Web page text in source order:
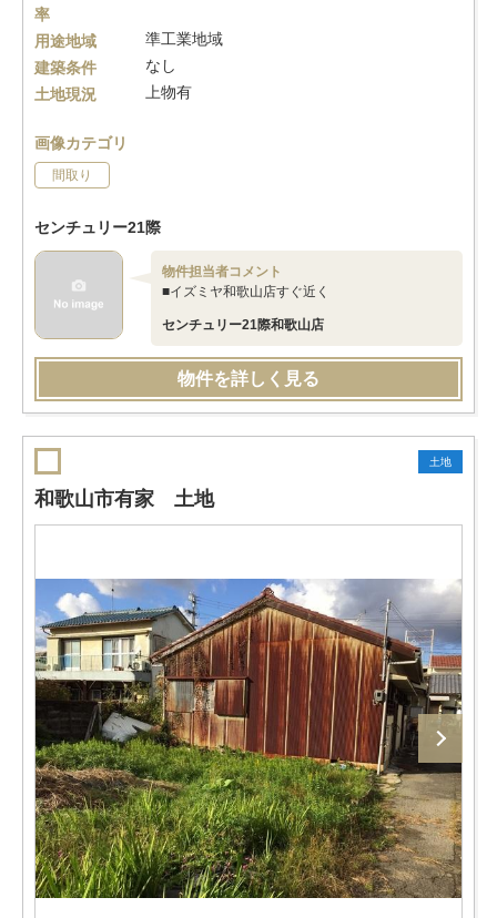
率
用途地域
準工業地域
建築条件
なし
土地現況
上物有
画像カテゴリ
間取り
センチュリー21際
物件担当者コメント
■イズミヤ和歌山店すぐ近く
センチュリー21際和歌山店
物件を詳しく見る
土地
和歌山市有家 土地